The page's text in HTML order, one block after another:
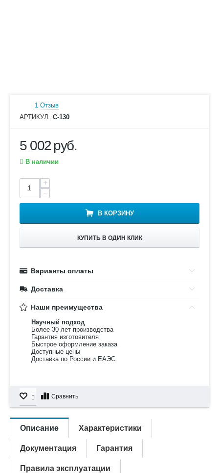
1 Отзыв
АРТИКУЛ: С-130
5 002руб.
В наличии
+
−
В КОРЗИНУ
КУПИТЬ В ОДИН КЛИК
Варианты оплаты
Доставка
Наши преимущества
Научный подход
Более 30 лет производства
Гарантия изготовителя
Быстрое оформление заказа
Доступные цены
Доставка по России и ЕАЭС
Сравнить
Описание Характеристики
Документация Гарантия
Правила эксплуатации